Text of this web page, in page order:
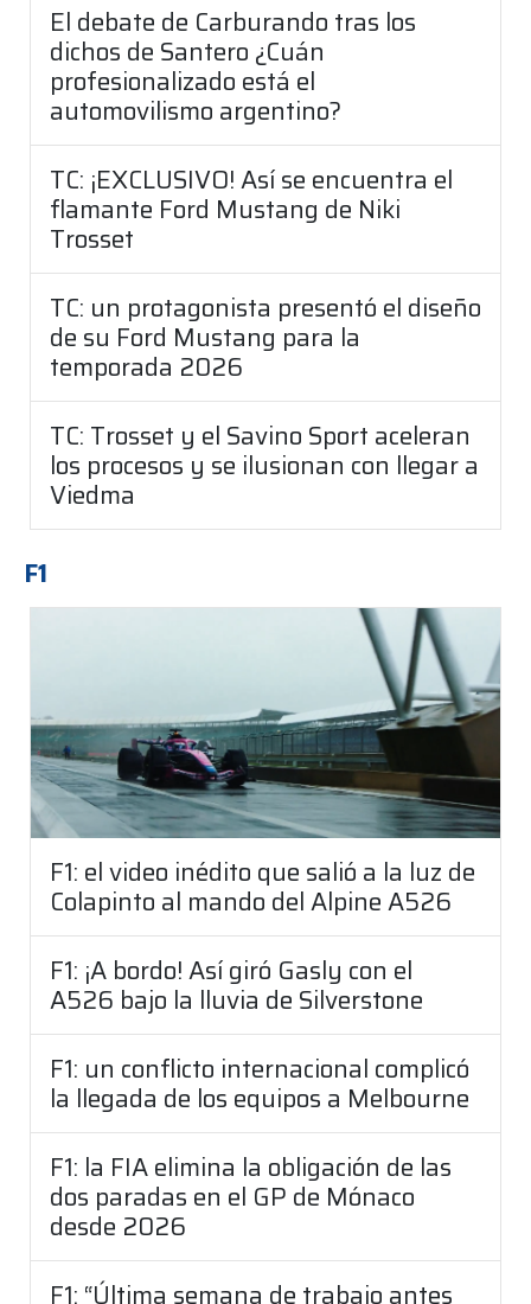
El debate de Carburando tras los
dichos de Santero ¿Cuán
profesionalizado está el
automovilismo argentino?
TC: ¡EXCLUSIVO! Así se encuentra el
flamante Ford Mustang de Niki
Trosset
TC: un protagonista presentó el diseño
de su Ford Mustang para la
temporada 2026
TC: Trosset y el Savino Sport aceleran
los procesos y se ilusionan con llegar a
Viedma
F1
F1: el video inédito que salió a la luz de
Colapinto al mando del Alpine A526
F1: ¡A bordo! Así giró Gasly con el
A526 bajo la lluvia de Silverstone
F1: un conflicto internacional complicó
la llegada de los equipos a Melbourne
F1: la FIA elimina la obligación de las
dos paradas en el GP de Mónaco
desde 2026
F1: “Última semana de trabajo antes